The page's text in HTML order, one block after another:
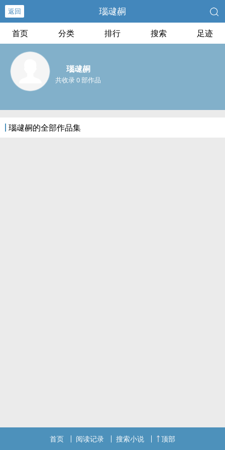
返回 瑙叇䞒
首页 分类 排行 搜索 足迹
瑙叇䞒
共收录 0 部作品
瑙叇䞒的全部作品集
首页 阅读记录 搜索小说 顶部